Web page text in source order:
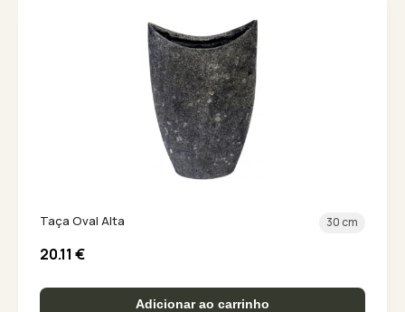
Taça Oval Alta 30 cm
20.11 €
Adicionar ao carrinho